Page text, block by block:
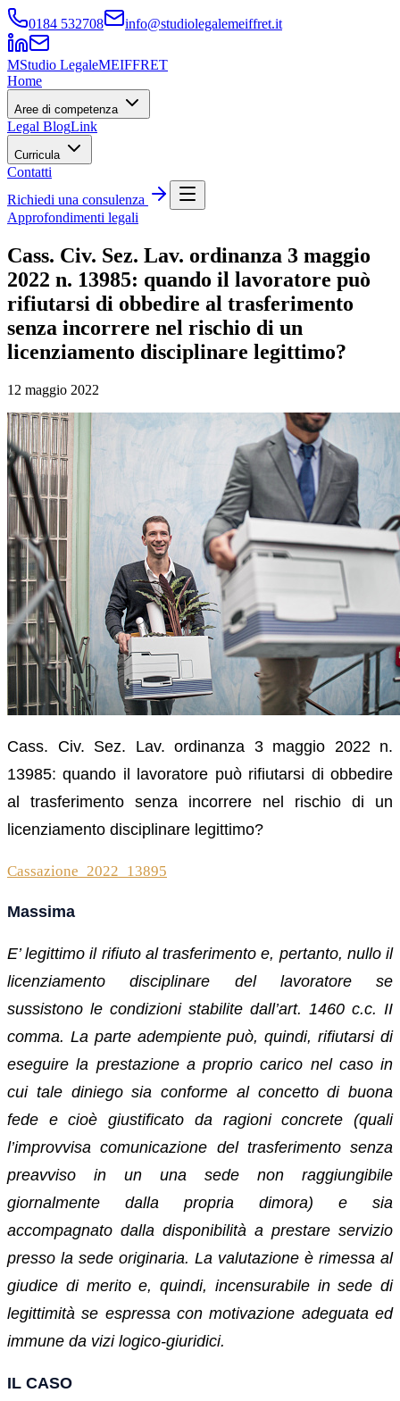
0184 532708 info@studiolegalemeiffret.it
MStudio LegaleMEIFFRET
Home
Aree di competenza
Legal BlogLink
Curricula
Contatti
Richiedi una consulenza
Approfondimenti legali
Cass. Civ. Sez. Lav. ordinanza 3 maggio
2022 n. 13985: quando il lavoratore può
rifiutarsi di obbedire al trasferimento
senza incorrere nel rischio di un
licenziamento disciplinare legittimo?
12 maggio 2022
Cass. Civ. Sez. Lav. ordinanza 3maggio 2022 n.
13985: quando il lavoratore può rifiutarsi di obbedire
al trasferimento senza incorrere nel rischio di un
licenziamento disciplinare legittimo?
Cassazione_2022_13895
Massima
E’ legittimo il rifiuto al trasferimento e, pertanto, nullo il
licenziamento disciplinare del lavoratore se
sussistono le condizioni stabilite dall’art. 1460 c.c. II
comma. La parte adempiente può, quindi, rifiutarsi di
eseguire la prestazione a proprio carico nel caso in
cui tale diniego sia conforme al concetto di buona
fede e cioè giustificato da ragioni concrete (quali
l’improvvisa comunicazione del trasferimento senza
preavviso in un una sede non raggiungibile
giornalmente dalla propria dimora) e sia
accompagnato dalla disponibilità a prestare servizio
presso la sede originaria. La valutazione è rimessa al
giudice di merito e, quindi, incensurabile in sede di
legittimità se espressa con motivazione adeguata ed
immune da vizi logico-giuridici.
IL CASO